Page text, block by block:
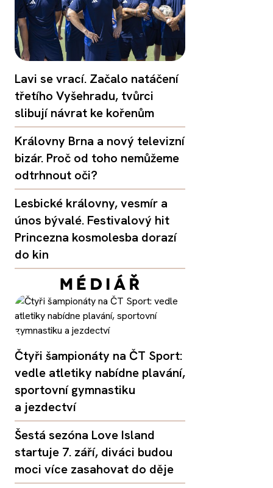
Lavi se vrací. Začalo natáčení
třetího Vyšehradu, tvůrci
slibují návrat ke kořenům
Královny Brna a nový televizní
bizár. Proč od toho nemůžeme
odtrhnout oči?
Lesbické královny, vesmír a
únos bývalé. Festivalový hit
Princezna kosmolesba dorazí
do kin
Čtyři šampionáty na ČT Sport:
vedle atletiky nabídne plavání,
sportovní gymnastiku
a jezdectví
Šestá sezóna Love Island
startuje 7. září, diváci budou
moci více zasahovat do děje